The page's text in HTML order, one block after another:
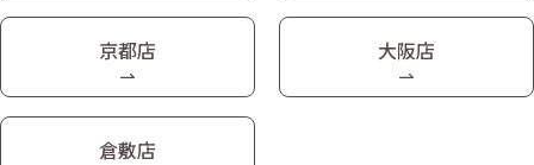
京都店 大阪店
倉敷店